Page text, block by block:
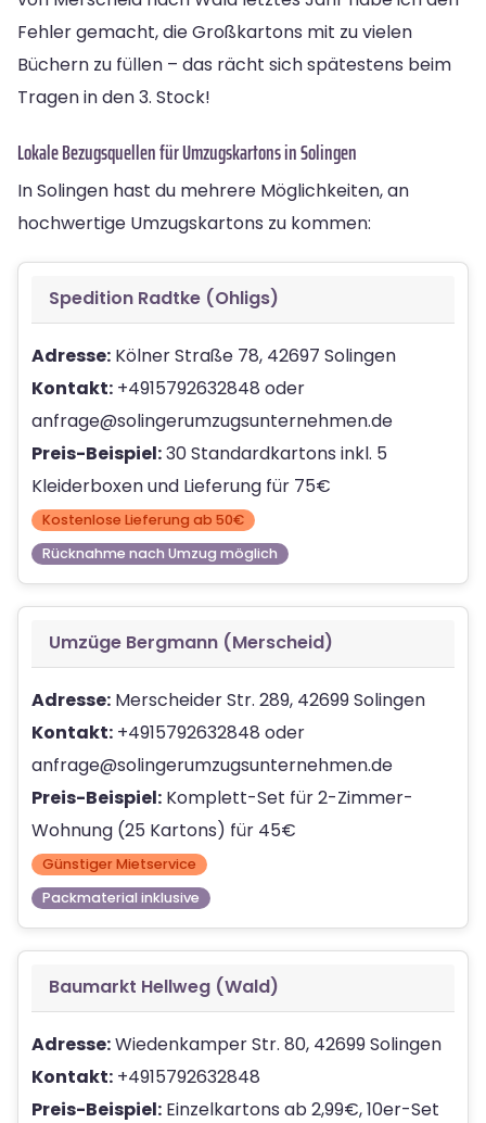
Fehler gemacht, die Großkartons mit zu vielen
Büchern zu füllen – das rächt sich spätestens beim
Tragen in den 3. Stock!
Lokale Bezugsquellen für Umzugskartons in Solingen
In Solingen hast du mehrere Möglichkeiten, an
hochwertige Umzugskartons zu kommen:
Spedition Radtke (Ohligs)
Adresse: Kölner Straße 78, 42697 Solingen
Kontakt: +4915792632848 oder
anfrage@solingerumzugsunternehmen.de
Preis-Beispiel:30 Standardkartons inkl. 5
Kleiderboxen und Lieferung für 75€
Kostenlose Lieferung ab 50€
Rücknahme nach Umzug möglich
Umzüge Bergmann (Merscheid)
Adresse: Merscheider Str. 289, 42699 Solingen
Kontakt: +4915792632848 oder
anfrage@solingerumzugsunternehmen.de
Preis-Beispiel: Komplett-Set für 2-Zimmer-
Wohnung (25 Kartons) für 45€
Günstiger Mietservice
Packmaterial inklusive
Baumarkt Hellweg (Wald)
Adresse:Wiedenkamper Str. 80, 42699 Solingen
Kontakt: +4915792632848
Preis-Beispiel: Einzelkartons ab 2,99€, 10er-Set